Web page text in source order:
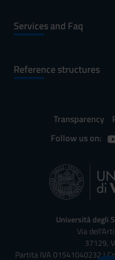
Services and Faq
Reference structures
Transparency
Follow us on:
Università degli
Via
37129,
Partita IVA 01541040232 |